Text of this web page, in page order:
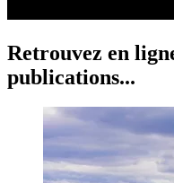
Retrouvez en
publications...